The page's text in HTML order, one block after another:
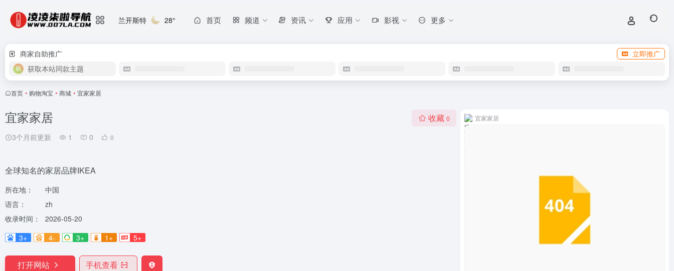
兰开斯特 28° 首页 频道 资讯 应用 影视 更多
商家自助推广
立即推广
获取本站同款主题
首页 • 购物淘宝 • 商城 • 宜家家居
宜家家居
3个月前更新 1 0 0
收藏 0
全球知名的家居品牌IKEA
所在地：
中国
语言：
zh
收录时间：
2026-05-20
3+
4- 3+ 1+ 5+
打开网站 手机查看
宜家家居